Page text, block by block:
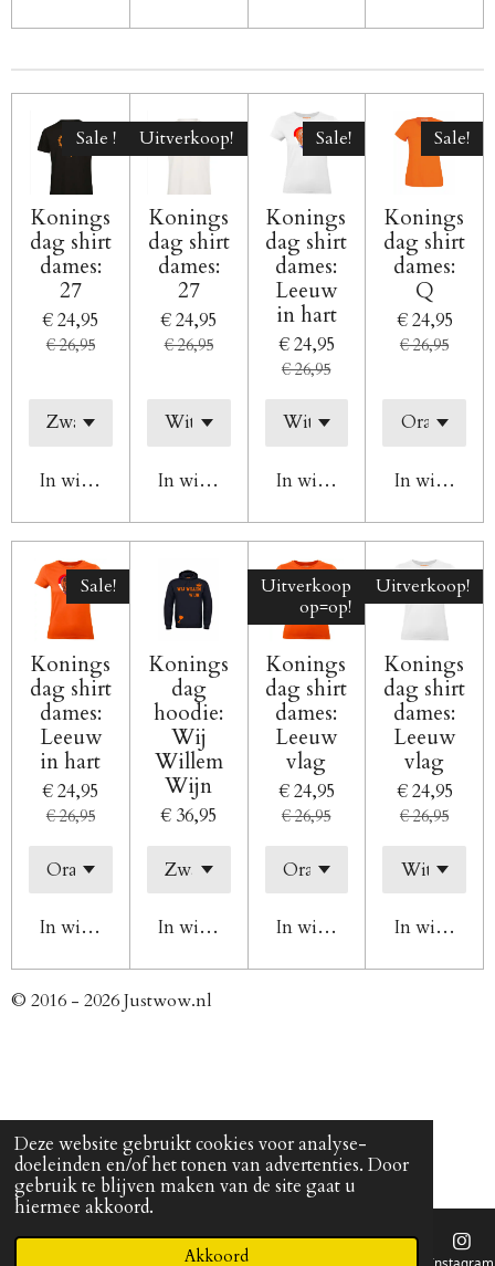
Deze website gebruikt cookies voor analyse-
doeleinden en/of het tonen van advertenties. Door
gebruik te blijven maken van de site gaat u
hiermee akkoord.
Akkoord
Sale !
Konings
dag shirt
dames:
27
€ 24,95
€ 26,95
In winkelwagen
Uitverkoop!
Konings
dag shirt
dames:
27
€ 24,95
€ 26,95
In winkelwagen
Sale!
Konings
dag shirt
dames:
Leeuw
in hart
€ 24,95
€ 26,95
In winkelwagen
Sale!
Konings
dag shirt
dames:
Q
€ 24,95
€ 26,95
In
Sale!
Konings
dag shirt
dames:
Leeuw
in hart
€ 24,95
€ 26,95
In winkelwagen
Konings
dag
hoodie:
Wij
Willem
Wijn
€ 36,95
In winkelwagen
Uitverkoop
op=op!
Konings
dag shirt
dames:
Leeuw
vlag
€ 24,95
€ 26,95
In winkelwagen
Uitverkoop!
Konings
dag shirt
dames:
Leeuw
vlag
€ 24,95
€ 26,95
In
© 2016 - 2026 Justwow.nl